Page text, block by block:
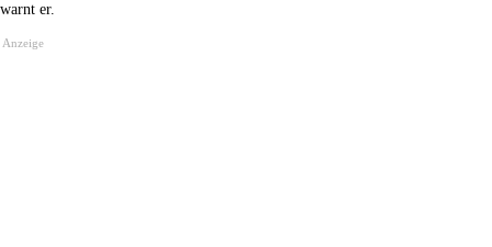
warnt er.
Anzeige